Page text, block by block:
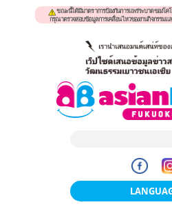
ขณะนี้ได้มีมาตราการป้องกันการแพร่ระบาดของโค
กรุณาตรวจสอบข้อมูลการเคลื่อนไหวของงานกิจกรรมแ